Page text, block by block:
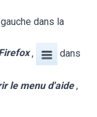
dans la
, dans
le menu d'aide ,